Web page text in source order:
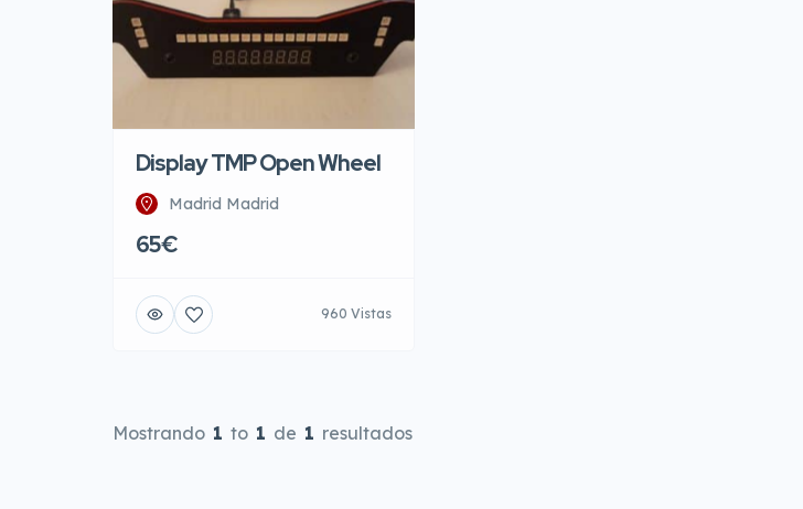
Display TMP Open Wheel
Madrid Madrid
65€
960 Vistas
Mostrando 1 to 1 de 1 resultados